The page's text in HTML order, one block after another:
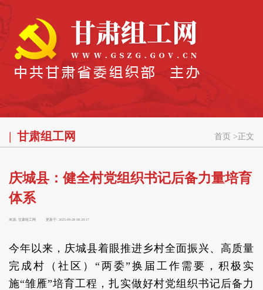
甘肃组工网 首页 > 正文
庆城县：健全村党组织书记后备力量培育
体系
来源: 甘肃组工网 更新于: 2025-09-28 08:20:17
今年以来，庆城县着眼推进乡村全面振兴、高质量
完成村（社区）“两委”换届工作需要，积极实
施“雏雁”培育工程，扎实做好村党组织书记后备力